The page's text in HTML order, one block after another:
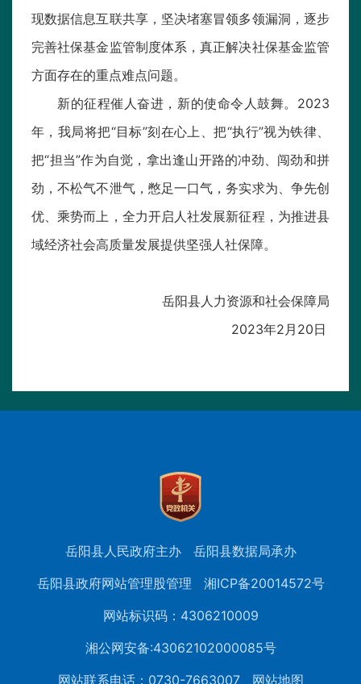
现数据信息互联共享，坚决堵塞冒领多领漏洞，逐步
完善社保基金监管制度体系，真正解决社保基金监管
方面存在的重点难点问题。
新的征程催人奋进，新的使命令人鼓舞。2023
年，我局将把“目标”刻在心上、把“执行”视为铁律、
把“担当”作为自觉，拿出逢山开路的冲劲、闯劲和拼
劲，不松气不泄气，憋足一口气，务实求为、争先创
优、乘势而上，全力开启人社发展新征程，为推进县
域经济社会高质量发展提供坚强人社保障。
岳阳县人力资源和社会保障局
2023年2月20日
岳阳县人民政府主办
岳阳县数据局承办
岳阳县政府网站管理股管理
湘ICP备20014572号
网站标识码：4306210009
湘公网安备:43062102000085号
网站联系电话：0730-7663007
网站地图